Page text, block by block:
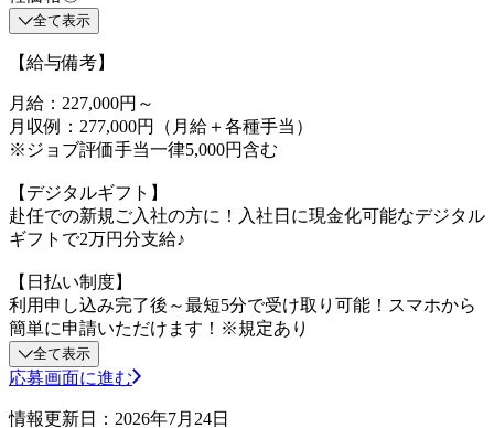
全て表示
【給与備考】
月給：227,000円～
月収例：277,000円（月給＋各種手当）
※ジョブ評価手当一律5,000円含む
【デジタルギフト】
赴任での新規ご入社の方に！入社日に現金化可能なデジタル
ギフトで2万円分支給♪
【日払い制度】
利用申し込み完了後～最短5分で受け取り可能！スマホから
簡単に申請いただけます！※規定あり
全て表示
応募画面に進む
情報更新日：2026年7月24日